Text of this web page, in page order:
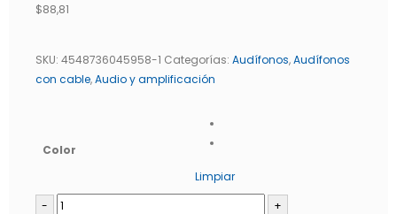
$88,81
SKU: 4548736045958-1 Categorías: Audífonos,Audífonos
con cable,Audio y amplificación
Color
Limpiar
-
+